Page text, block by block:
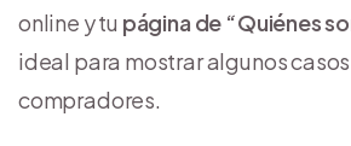
online y tu página de “Quiénes
ideal para mostrar algunos
compradores.